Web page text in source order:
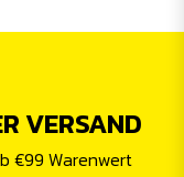
VERSAND
€99 Warenwert